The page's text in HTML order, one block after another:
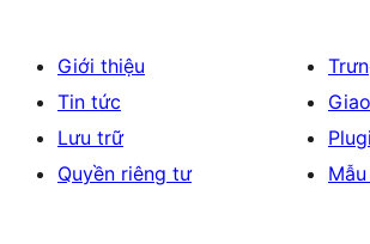
Giới thiệu
Tin tức
Lưu trữ
Quyền riêng tư